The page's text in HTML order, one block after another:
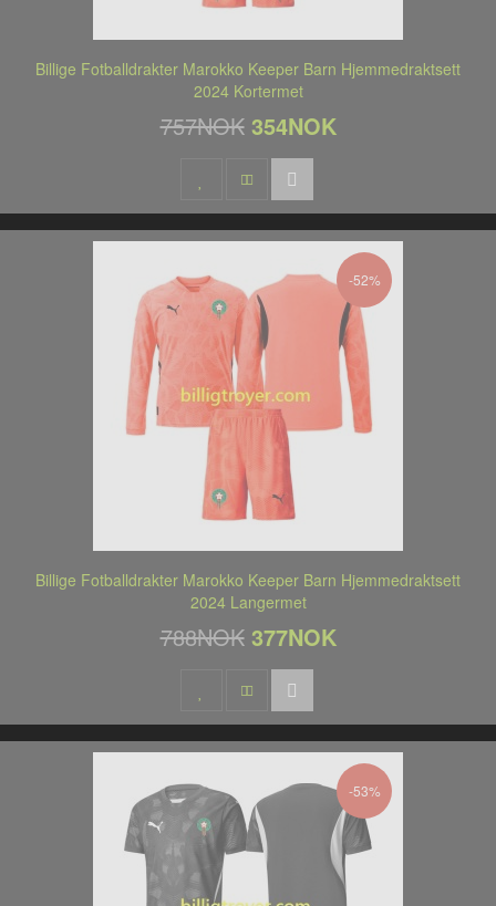
Billige Fotballdrakter Marokko Keeper Barn Hjemmedraktsett
2024 Kortermet
757NOK 354NOK
-52%
Billige Fotballdrakter Marokko Keeper Barn Hjemmedraktsett
2024 Langermet
788NOK 377NOK
-53%